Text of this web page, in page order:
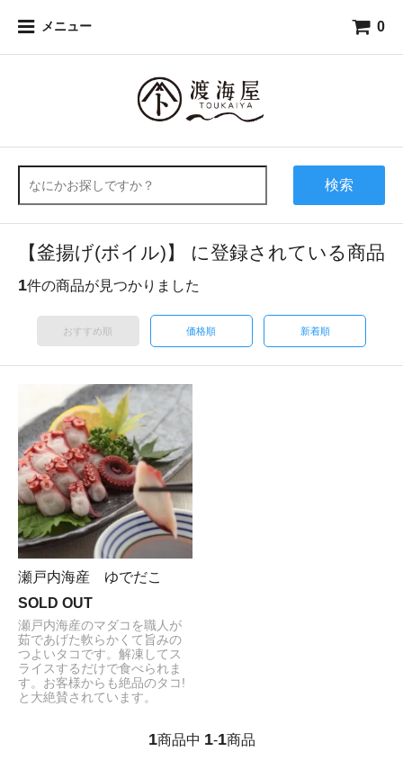
メニュー 0
検索
【釜揚げ(ボイル)】 に登録されている商品
1件の商品が見つかりました
おすすめ順 価格順 新着順
瀬戸内海産 ゆでだこ
SOLD OUT
瀬戸内海産のマダコを職人が
茹であげた軟らかくて旨みの
つよいタコです。解凍してス
ライスするだけで食べられま
す。お客様からも絶品のタコ!
と大絶賛されています。
1商品中 1-1商品